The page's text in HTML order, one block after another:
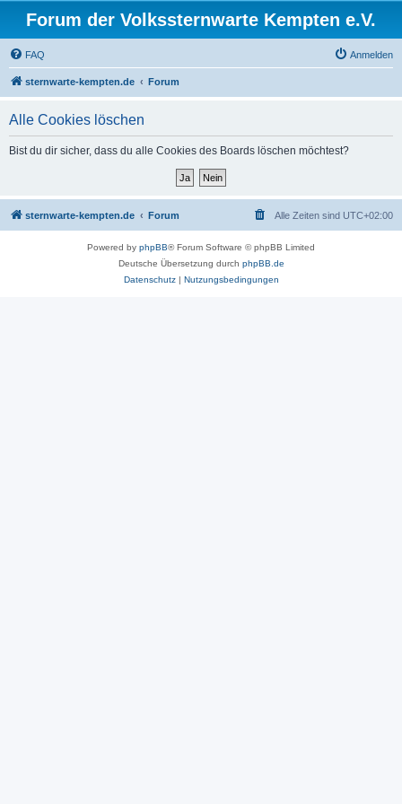
Forum der Volkssternwarte Kempten e.V.
FAQ Anmelden
sternwarte-kempten.de Forum
Alle Cookies löschen
Bist du dir sicher, dass du alle Cookies des Boards löschen möchtest?
sternwarte-kempten.de Forum Alle Zeiten sind UTC+02:00
Powered by phpBB® Forum Software © phpBB Limited
Deutsche Übersetzung durch phpBB.de
Datenschutz| Nutzungsbedingungen